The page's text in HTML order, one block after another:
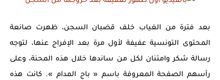
بعد فترة من الغياب خلف قضبان السجن، ظهرت صانعة
المحتوى التونسية عفيفة لأول مرة بعد الإفراج عنها، لتوجه
رسالة شكر وامتنان لكل من ساندها خلال هذه المحنة، وعلى
رأسهم الصفحة المعروفة باسم « باج المدام ». كانت هذه